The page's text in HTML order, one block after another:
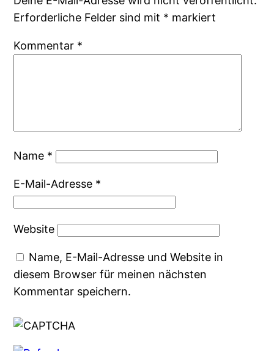
Erforderliche Felder sind mit * markiert
Kommentar *
Name *
E-Mail-Adresse *
Website
Name, E-Mail-Adresse und Website in
diesem Browser für meinen nächsten
Kommentar speichern.